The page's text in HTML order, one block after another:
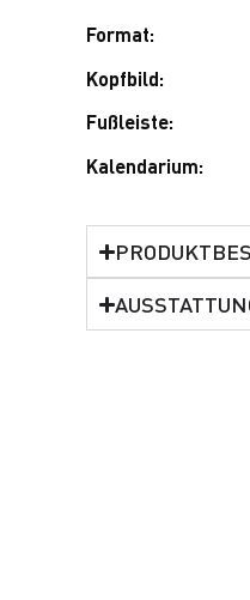
Format:
Kopfbild:
Fußleiste:
Kalendarium: